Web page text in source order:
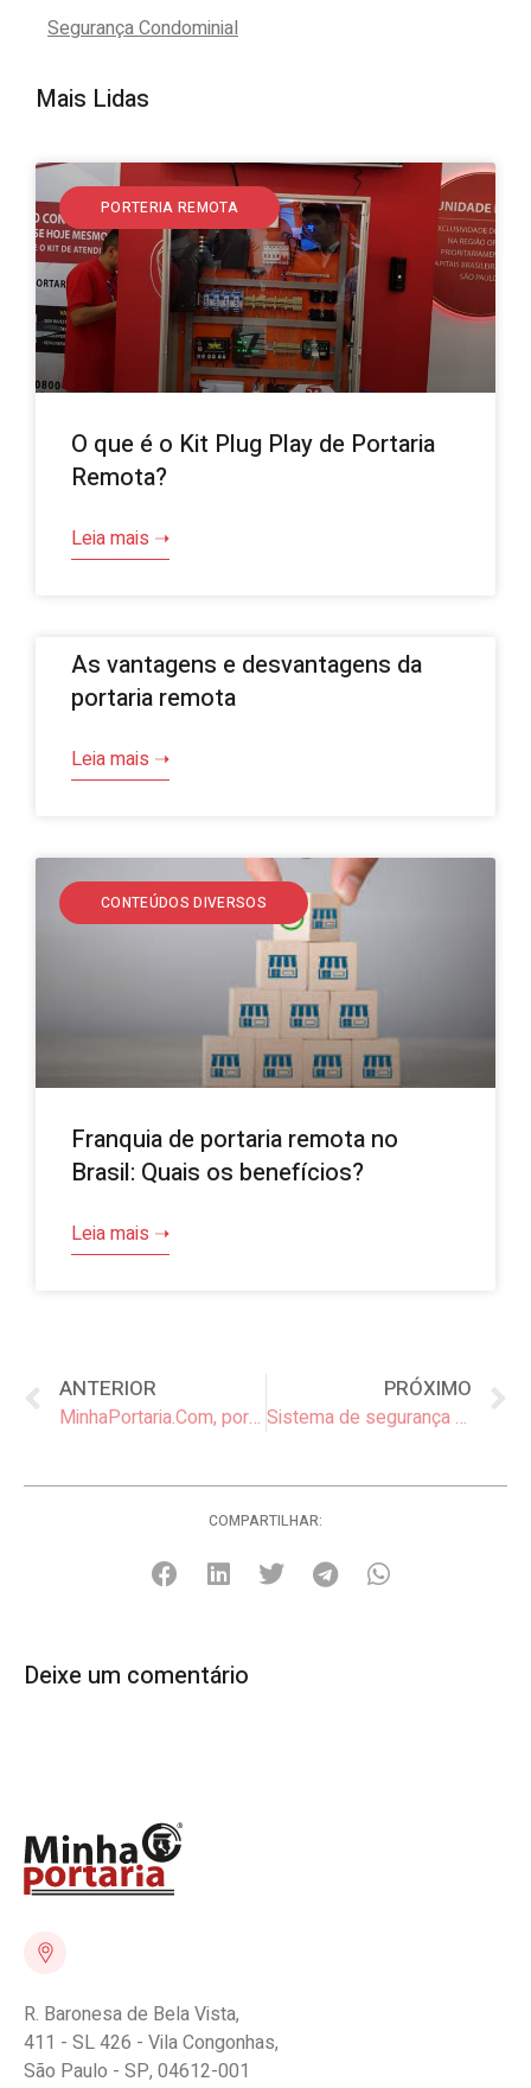
Segurança Condominial
Mais Lidas
PORTERIA REMOTA
O que é o Kit Plug Play de Portaria
Remota?
Leia mais ➝
As vantagens e desvantagens da
portaria remota
Leia mais ➝
CONTEÚDOS DIVERSOS
Franquia de portaria remota no
Brasil: Quais os benefícios?
Leia mais ➝
ANTERIOR
MinhaPortaria.Com, portaria remota certificada pela ABESE
PRÓXIMO
Sistema de segurança eletrônica de portaria remota vem crescendo no Brasil
COMPARTILHAR:
Deixe um comentário
R. Baronesa de Bela Vista,
411 - SL 426 - Vila Congonhas,
São Paulo - SP, 04612-001